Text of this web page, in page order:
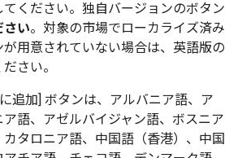
ください。独自バージョンのボタン
さい。対象の市場でローカライズ済み
用意されていない場合は、英語版の
さい。
追加] ボタンは、アルバニア語、ア
語、アゼルバイジャン語、ボスニア
タロニア語、中国語（香港）、中国